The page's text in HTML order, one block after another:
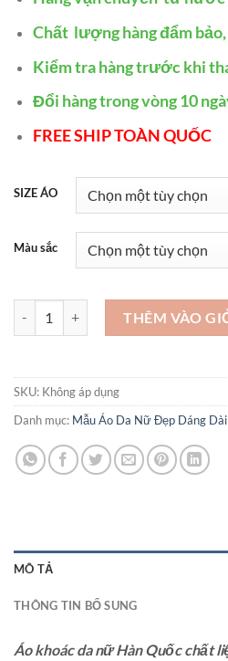
Chất lượng hàng đẩm bảo,
Kiểm tra hàng trước khi
Đổi hàng trong vòng 10
FREE SHIP TOÀN QUỐC
SIZE ÁO
Màu sắc
Áo khoác da nữ Hàn Quốc chất liệu
THÊM VÀO
SKU: Không áp dụng
Danh mục: Mẫu Áo Da Nữ Đẹp Dáng
MÔ TẢ
THÔNG TIN BỔ SUNG
Áo khoác da nữ Hàn Quốc chất